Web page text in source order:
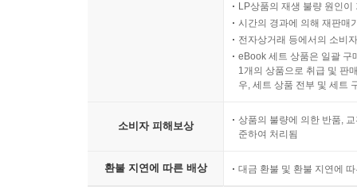
LP상품의 재생 불량 원인
시간의 경과에 의해 재판매
전자상거래 등에서의 소비
eBook 세트 상품은 일괄 구
1개의 상품으로 취급 및 판
우, 세트 상품 전부 및 세트
소비자 피해보상
상품의 불량에 의한 반품,
준하여 처리됨
환불 지연에 따른 배상 대금 환불 및 환불 지연에